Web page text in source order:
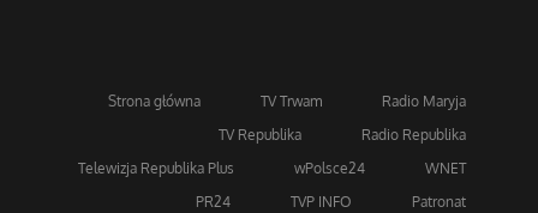
Strona główna TV Trwam
Radio Maryja
TV Republika
Radio Republika
Telewizja Republika Plus
wPolsce24
WNET
PR24
TVP INFO Patronat